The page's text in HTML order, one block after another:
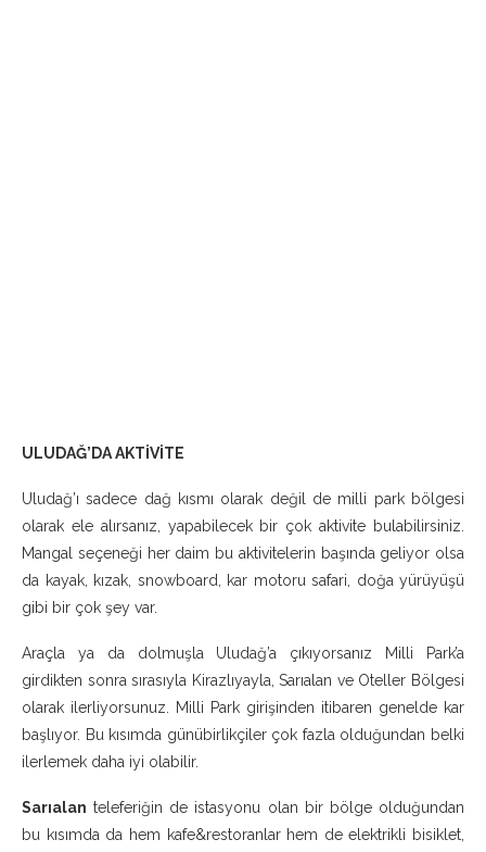
ULUDAĞ’DA AKTİVİTE
Uludağ’ı sadece dağ kısmı olarak değil de milli park bölgesi
olarak ele alırsanız, yapabilecek bir çok aktivite bulabilirsiniz.
Mangal seçeneği her daim bu aktivitelerin başında geliyor olsa
da kayak, kızak, snowboard, kar motoru safari, doğa yürüyüşü
gibi bir çok şey var.
Araçla ya da dolmuşla Uludağ’a çıkıyorsanız Milli Park’a
girdikten sonra sırasıyla Kirazlıyayla, Sarıalan ve Oteller Bölgesi
olarak ilerliyorsunuz. Milli Park girişinden itibaren genelde kar
başlıyor. Bu kısımda günübirlikçiler çok fazla olduğundan belki
ilerlemek daha iyi olabilir.
Sarıalan teleferiğin de istasyonu olan bir bölge olduğundan
bu kısımda da hem kafe&restoranlar hem de elektrikli bisiklet,